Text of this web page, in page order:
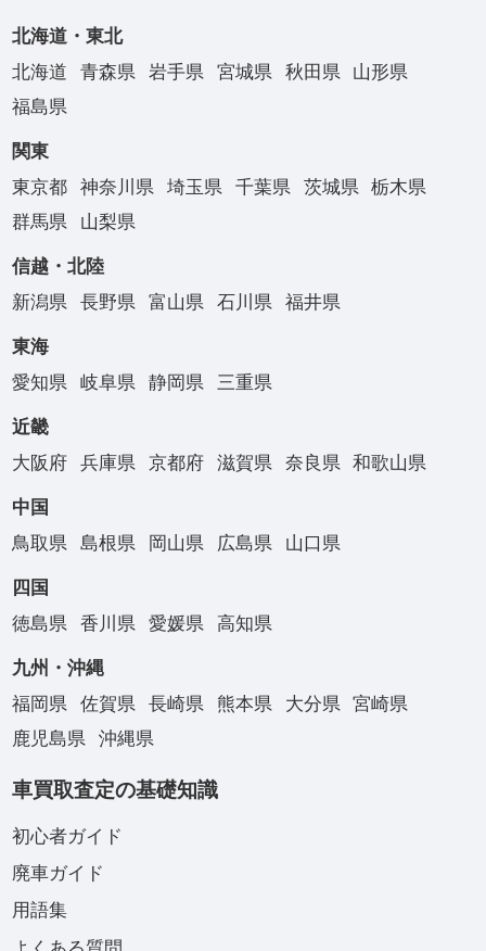
北海道・東北
北海道
青森県 岩手県 宮城県 秋田県
山形県
福島県
関東
東京都
神奈川県 埼玉県 千葉県 茨城県
栃木県
群馬県
山梨県
信越・北陸
新潟県
長野県 富山県 石川県 福井県
東海
愛知県
岐阜県 静岡県 三重県
近畿
大阪府
兵庫県 京都府 滋賀県 奈良県 和歌山県
中国
鳥取県
島根県 岡山県 広島県 山口県
四国
徳島県
香川県 愛媛県 高知県
九州・沖縄
福岡県
佐賀県 長崎県 熊本県 大分県
宮崎県
鹿児島県
沖縄県
車買取査定の基礎知識
初心者ガイド
廃車ガイド
用語集